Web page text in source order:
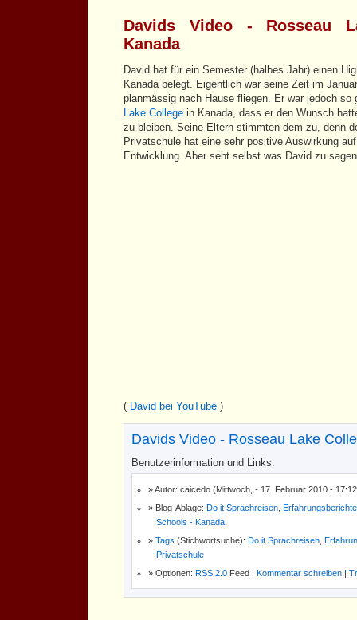
Davids Video - Rosseau
Kanada
David hat für ein Semester (halbes Jahr) einen
Kanada belegt. Eigentlich war seine Zeit im
planmässig nach Hause fliegen. Er war jedoch
Lake College in Kanada, dass er den Wunsch
zu bleiben. Seine Eltern stimmten dem zu, denn
Privatschule hat eine sehr positive Auswirkung
Entwicklung. Aber seht selbst was David zu
( David bei YouTube )
Davids Video - Rosseau Lake
Benutzerinformation und Links:
Autor: caicedo (Mittwoch, - 17. Februar 2010 -
Blog-Ablage: Do it Sprachreisen Erfahrungsberichte
Schools - Kanada
Tags (Stichwortsuche): Do it Sprachreisen
Privatschule
Optionen: RSS 2.0 Feed | Kommentar schreiben |